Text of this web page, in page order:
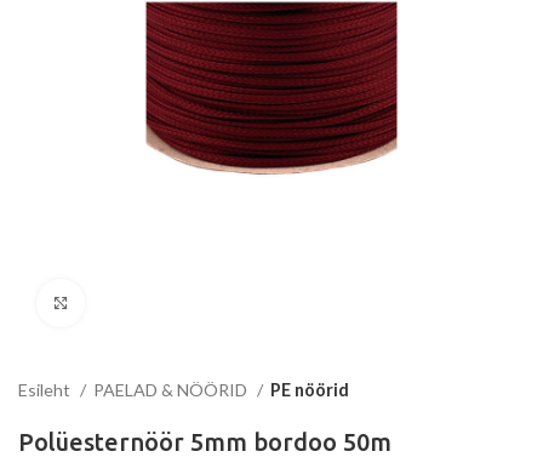
Esileht PAELAD & NÖÖRID PE nöörid
Polüesternöör 5mm bordoo 50m